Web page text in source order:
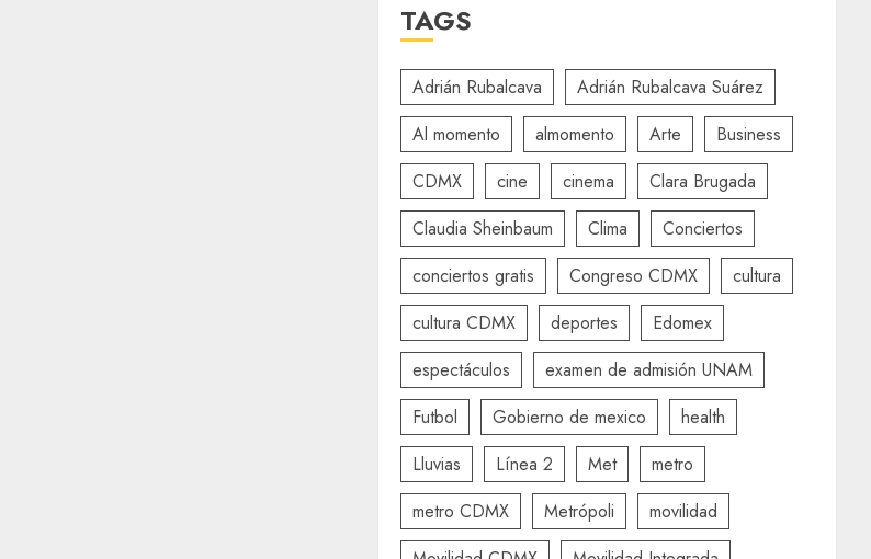
TAGS
Adrián Rubalcava
Adrián Rubalcava Suárez
Al momento
almomento Arte
Business
CDMX
cine cinema
Clara Brugada
Claudia Sheinbaum
Clima
Conciertos
conciertos gratis
Congreso CDMX
cultura
cultura CDMX
deportes
Edomex
espectáculos
examen de admisión UNAM
Futbol
Gobierno de mexico
health
Lluvias
Línea 2 Met
metro
metro CDMX
Metrópoli
movilidad